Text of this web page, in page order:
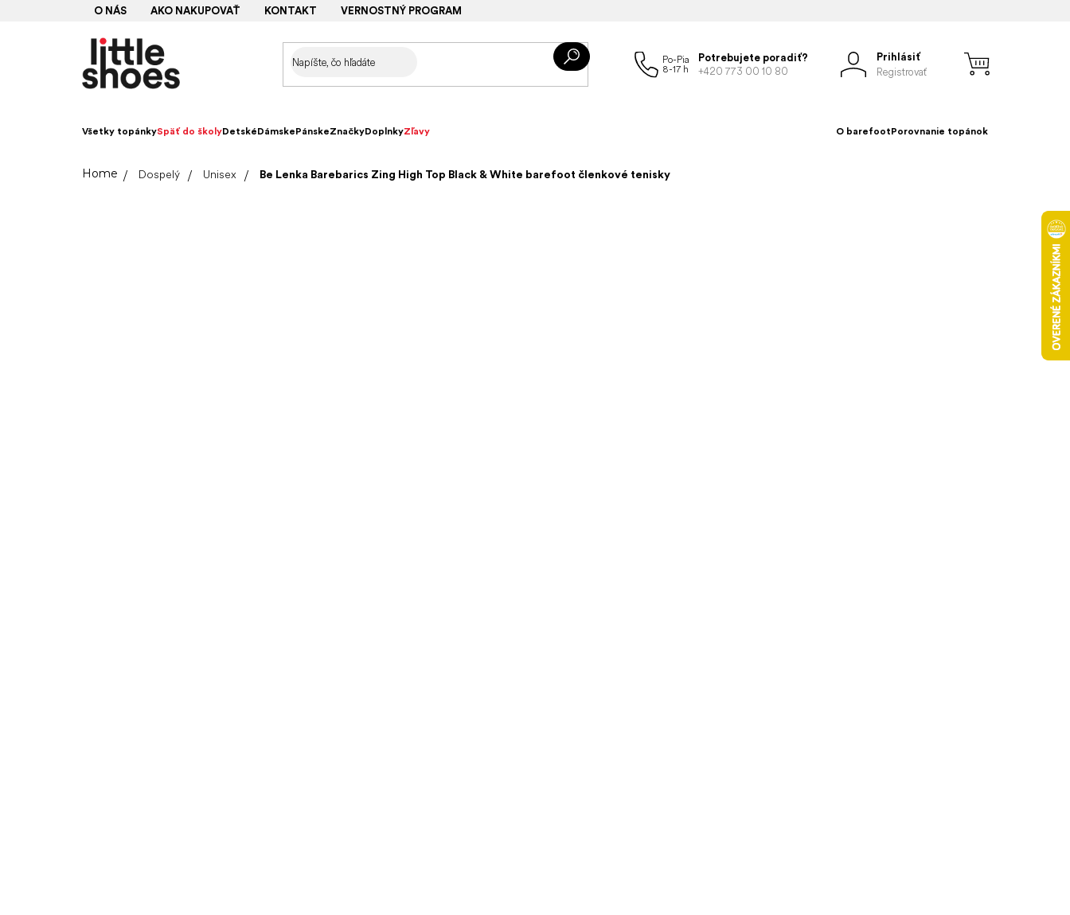
O NÁS AKO NAKUPOVAŤ KONTAKT VERNOSTNÝ PROGRAM
Potrebujete poradiť?
+420 773 00 10 80
Prihlásiť
Registrovať
Všetky topánkySpäť do školyDetskéDámskePánskeZnačkyDoplnkyZľavy O barefootPorovnanie topánok
DomovDospelý Unisex Be Lenka Barebarics Zing High Top Black & White barefoot členkové tenisky